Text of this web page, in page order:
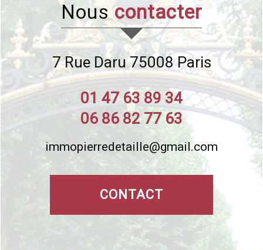
nouscontacter
7 Rue Daru 75008 Paris
01 47 63 89 34
06 86 82 77 63
immopierredetaille@gmail.com
CONTACT